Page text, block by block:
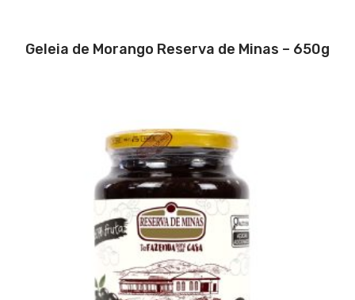
Geleia de Morango Reserva de Minas – 650g